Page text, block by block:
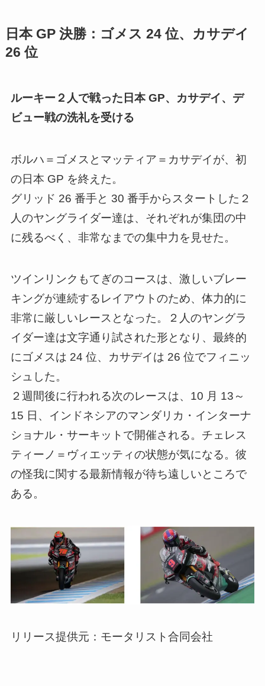
日本 GP 決勝：ゴメス 24 位、カサデイ
26 位
ルーキー２人で戦った日本 GP、カサデイ、デ
ビュー戦の洗礼を受ける
ボルハ＝ゴメスとマッティア＝カサデイが、初
の日本 GP を終えた。
グリッド 26 番手と 30 番手からスタートした２
人のヤングライダー達は、それぞれが集団の中
に残るべく、非常なまでの集中力を見せた。
ツインリンクもてぎのコースは、激しいブレー
キングが連続するレイアウトのため、体力的に
非常に厳しいレースとなった。２人のヤングラ
イダー達は文字通り試された形となり、最終的
にゴメスは 24 位、カサデイは 26 位でフィニッ
シュした。
２週間後に行われる次のレースは、10 月 13～
15 日、インドネシアのマンダリカ・インターナ
ショナル・サーキットで開催される。チェレス
ティーノ＝ヴィエッティの状態が気になる。彼
の怪我に関する最新情報が待ち遠しいところで
ある。
リリース提供元：モータリスト合同会社